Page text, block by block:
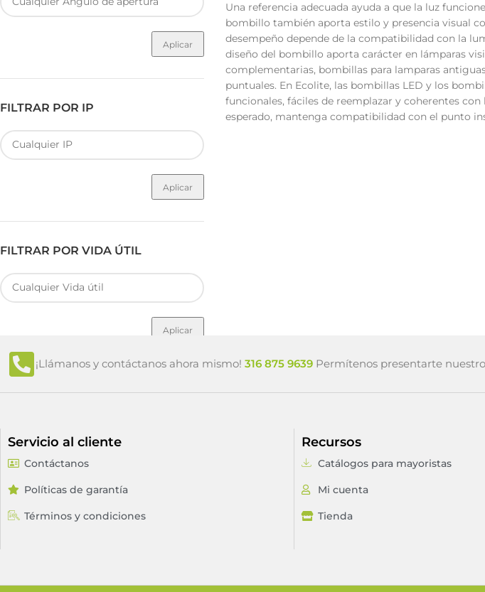
Aplicar
FILTRAR POR IP
Aplicar
FILTRAR POR VIDA ÚTIL
Aplicar
Una referencia adecuada ayuda a que la luz
bombillo también aporta estilo y presencia visual
desempeño depende de la compatibilidad con la
diseño del bombillo aporta carácter en lámparas
complementarias, bombillas para lamparas
puntuales. En Ecolite, las bombillas LED y los
funcionales, fáciles de reemplazar y coherentes
esperado, mantenga compatibilidad con el punto
¡Llámanos y contáctanos ahora mismo! 316 875 9639 Permítenos presentarte
Servicio al cliente
Contáctanos
Políticas de garantía
Términos y condiciones
Recursos
Catálogos para mayoristas
Mi cuenta
Tienda